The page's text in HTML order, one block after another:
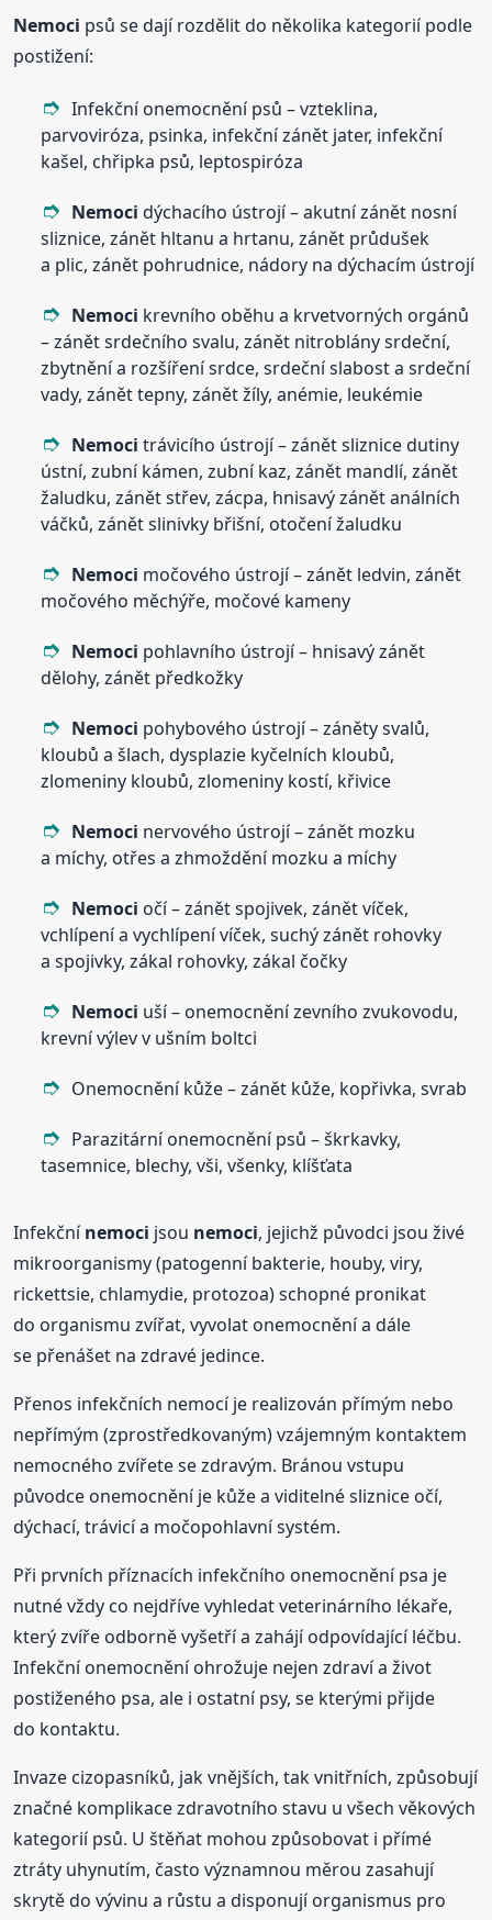
Nemoci psů se dají rozdělit do několika kategorií podle
postižení:
Infekční onemocnění psů – vzteklina,
parvoviróza, psinka, infekční zánět jater, infekční
kašel, chřipka psů, leptospiróza
Nemoci dýchacího ústrojí – akutní zánět nosní
sliznice, zánět hltanu a hrtanu, zánět průdušek
a plic, zánět pohrudnice, nádory na dýchacím ústrojí
Nemoci krevního oběhu a krvetvorných orgánů
– zánět srdečního svalu, zánět nitroblány srdeční,
zbytnění a rozšíření srdce, srdeční slabost a srdeční
vady, zánět tepny, zánět žíly, anémie, leukémie
Nemoci trávicího ústrojí – zánět sliznice dutiny
ústní, zubní kámen, zubní kaz, zánět mandlí, zánět
žaludku, zánět střev, zácpa, hnisavý zánět análních
váčků, zánět slinivky břišní, otočení žaludku
Nemoci močového ústrojí – zánět ledvin, zánět
močového měchýře, močové kameny
Nemoci pohlavního ústrojí – hnisavý zánět
dělohy, zánět předkožky
Nemoci pohybového ústrojí – záněty svalů,
kloubů a šlach, dysplazie kyčelních kloubů,
zlomeniny kloubů, zlomeniny kostí, křivice
Nemoci nervového ústrojí – zánět mozku
a míchy, otřes a zhmoždění mozku a míchy
Nemoci očí – zánět spojivek, zánět víček,
vchlípení a vychlípení víček, suchý zánět rohovky
a spojivky, zákal rohovky, zákal čočky
Nemoci uší – onemocnění zevního zvukovodu,
krevní výlev v ušním boltci
Onemocnění kůže – zánět kůže, kopřivka, svrab
Parazitární onemocnění psů – škrkavky,
tasemnice, blechy, vši, všenky, klíšťata
Infekčnínemoci jsou nemoci, jejichž původci jsou živé
mikroorganismy (patogenní bakterie, houby, viry,
rickettsie, chlamydie, protozoa) schopné pronikat
do organismu zvířat, vyvolat onemocnění a dále
se přenášet na zdravé jedince.
Přenos infekčních nemocí je realizován přímým nebo
nepřímým (zprostředkovaným) vzájemným kontaktem
nemocného zvířete se zdravým. Bránou vstupu
původce onemocnění je kůže a viditelné sliznice očí,
dýchací, trávicí a močopohlavní systém.
Při prvních příznacích infekčního onemocnění psa je
nutné vždy co nejdříve vyhledat veterinárního lékaře,
který zvíře odborně vyšetří a zahájí odpovídající léčbu.
Infekční onemocnění ohrožuje nejen zdraví a život
postiženého psa, ale i ostatní psy, se kterými přijde
do kontaktu.
Invaze cizopasníků, jak vnějších, tak vnitřních, způsobují
značné komplikace zdravotního stavu u všech věkových
kategorií psů. U štěňat mohou způsobovat i přímé
ztráty uhynutím, často významnou měrou zasahují
skrytě do vývinu a růstu a disponují organismus pro